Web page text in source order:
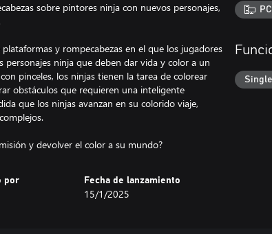
sobre pintores ninja con nuevos personajes,
y rompecabezas en el que los jugadores
ninja que deben dar vida y color a un
pinceles, los ninjas tienen la tarea de colorear
obstáculos que requieren una inteligente
que los ninjas avanzan en su colorido viaje,
y devolver el color a su mundo?
por Fecha de lanzamiento
15/1/2025
PC